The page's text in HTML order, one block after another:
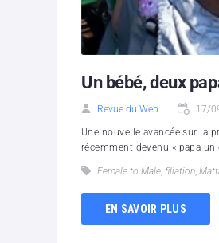
Un bébé, deux
Revue du Web 17/
Une nouvelle avancée sur la
récemment devenu « papa
Female to Male, filiation,
EN SAVOIR PLUS